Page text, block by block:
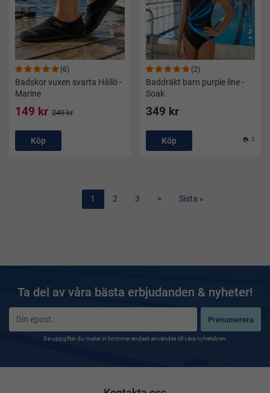
(6)
Badskor vuxen svarta Hållö -
Marine
149 kr 249 kr
Köp
(2)
Baddräkt barn purple line -
Soak
349 kr
Köp 5
1 2 3 > Sista »
Ta del av våra bästa erbjudanden & nyheter!
Prenumerera
De uppgifter du matar in kommer endast användas till våra nyhetsbrev.